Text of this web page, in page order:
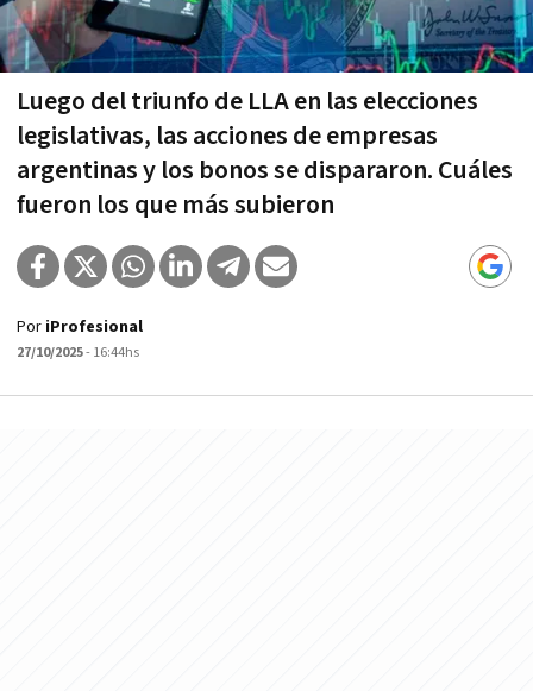
Luego del triunfo de LLA en las elecciones
legislativas, las acciones de empresas
argentinas y los bonos se dispararon. Cuáles
fueron los que más subieron
Por iProfesional
27/10/2025- 16:44hs